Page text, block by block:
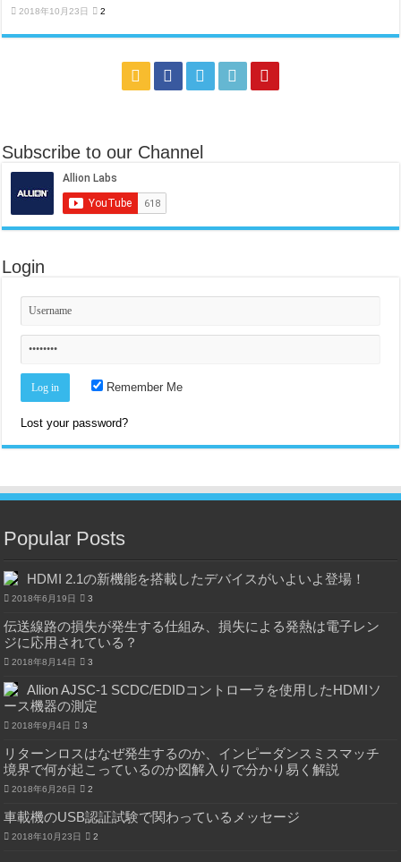
2018年10月23日 2
Subscribe to our Channel
Login
Remember Me
Lost your password?
Popular Posts
HDMI 2.1の新機能を搭載したデバイスがいよいよ登場！
2018年6月19日 3
伝送線路の損失が発生する仕組み、損失による発熱は電子レン
ジに応用されている？
2018年8月14日 3
Allion AJSC-1 SCDC/EDIDコントローラを使用したHDMIソ
ース機器の測定
2018年9月4日 3
リターンロスはなぜ発生するのか、インピーダンスミスマッチ
境界で何が起こっているのか図解入りで分かり易く解説
2018年6月26日 2
車載機のUSB認証試験で関わっているメッセージ
2018年10月23日 2